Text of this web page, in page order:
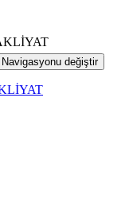
Navigasyonu değiştir